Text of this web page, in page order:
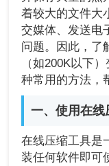
着较大的文件大
交媒体、发送电
问题。因此，了
（如200K以下
种常用的方法，
一、使用在线
在线压缩工具是
装任何软件即可